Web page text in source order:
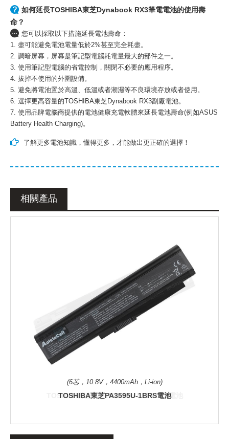
如何延長TOSHIBA東芝Dynabook RX3筆電電池的使用壽
命？
您可以採取以下措施延長電池壽命：
1. 盡可能避免電池電量低於2%甚至完全耗盡。
2. 調暗屏幕，屏幕是筆記型電腦耗電量最大的部件之一。
3. 使用筆記型電腦的省電控制，關閉不必要的應用程序。
4. 拔掉不使用的外圍設備。
5. 避免將電池置於高溫、低溫或者潮濕等不良環境存放或者使用。
6. 選擇更高容量的TOSHIBA東芝Dynabook RX3副廠電池。
7. 使用品牌電腦商提供的電池健康充電軟體來延長電池壽命(例如ASUS
Battery Health Charging)。
了解更多電池知識，懂得更多，才能做出更正確的選擇！
相關產品
(6芯，10.8V，4400mAh，Li-ion)
TOSHIBA東芝PA3595U-1BRS電池